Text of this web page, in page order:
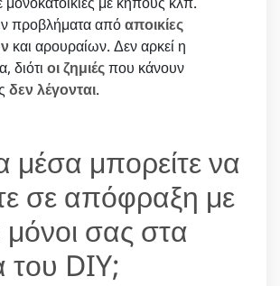
προβλήματα απόαποικίες
και αρουραίων. Δεν αρκεί η
διότι οι ζημιέςπου κάνουν
δεν λέγονται.
μέσα μπορείτε να
σε απόφραξη με
σας στα
του DIY;